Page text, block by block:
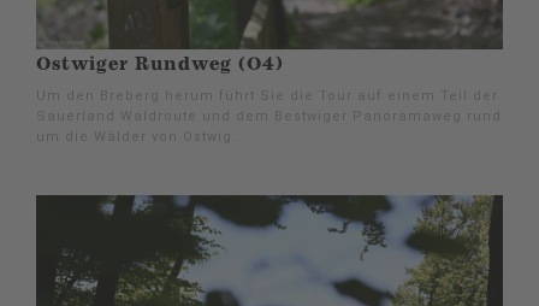
Ostwiger Rundweg (O4)
Um den Breberg herum führt Sie die Tour auf einem Teil der
Sauerland Waldroute und dem Bestwiger Panoramaweg rund
um die Wälder von Ostwig.